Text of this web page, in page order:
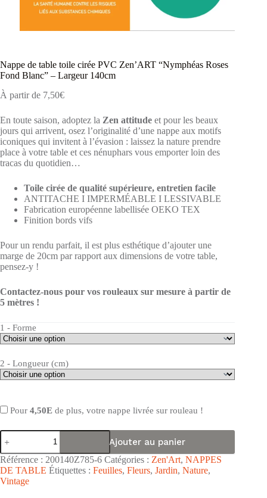
Nappe de table toile cirée PVC Zen’ART “Nymphéas Roses
Fond Blanc” – Largeur 140cm
À partir de 7,50€
En toute saison, adoptez la Zen attitude et pour les beaux
jours qui arrivent, osez l’originalité d’une nappe aux motifs
iconiques qui invitent à l’évasion : laissez la nature prendre
place à votre table et ces nénuphars vous emporter loin des
tracas du quotidien…
Toile cirée de qualité supérieure, entretien facile
ANTITACHE I IMPERMÉABLE I LESSIVABLE
Fabrication européenne labellisée OEKO TEX
Finition bords vifs
Pour un rendu parfait, il est plus esthétique d’ajouter une
marge de 20cm par rapport aux dimensions de votre table,
pensez-y !
Contactez-nous pour vos rouleaux sur mesure à partir de
5 mètres !
1 - Forme
2 - Longueur (cm)
Pour 4,50E de plus, votre nappe livrée sur rouleau !
quantité
de
Nappe
de
table
toile
Ajouter au panier
Référence : 200140Z785-6 Catégories : Zen'Art, NAPPES
DE TABLE Étiquettes : Feuilles, Fleurs, Jardin, Nature,
Vintage